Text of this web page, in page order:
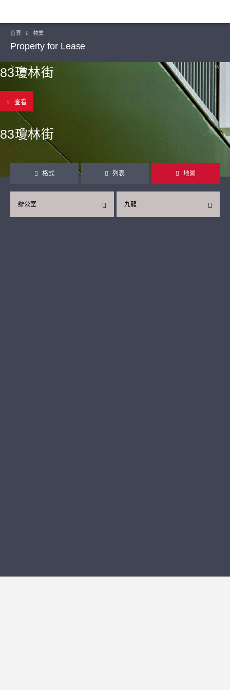
首頁 物業
Property for Lease
83瓊林街
查看
83瓊林街
格式 列表 地圖
九龍
辦公室